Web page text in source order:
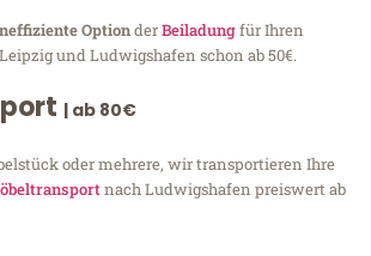
OptionderBeiladungfür Ihren
und Ludwigshafen schon ab 50€.
| ab 80€
oder mehrere, wir transportieren Ihre
nach Ludwigshafen preiswert ab